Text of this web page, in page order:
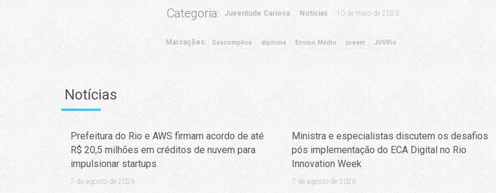
Categoria: Juventude Carioca Notícias 10 de maio de 2023
Marcações: Descomplica diploma Ensino Médio jovem JUVRio
Notícias
Prefeitura do Rio e AWS firmam acordo de até
R$ 20,5 milhões em créditos de nuvem para
impulsionar startups
7 de agosto de 2026
Ministra e especialistas discutem os desafios
pós implementação do ECA Digital no Rio
Innovation Week
7 de agosto de 2026